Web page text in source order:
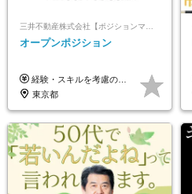
オープンポジション
経験・スキルを考慮の上、決定します。 ▼参考情報 ----------------------- ＜想定年収850万円～1,500万円（基礎給与・賞与2回含む）＞ 月給42万円～ ※時間外勤務手当・諸手当等別途 ※試用期間3ヶ月 ※残業手当有り
東京都